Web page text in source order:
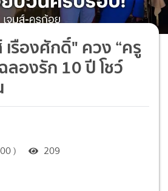
เรืองศักดิ์" ควง “ครู
ลองรัก 10 ปี โชว์
) 209